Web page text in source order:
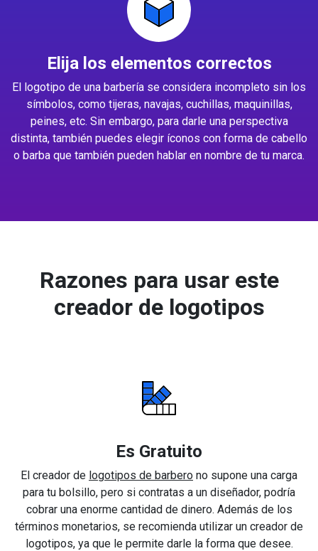
Elija los elementos correctos
El logotipo de una barbería se considera incompleto sin los
símbolos, como tijeras, navajas, cuchillas, maquinillas,
peines, etc. Sin embargo, para darle una perspectiva
distinta, también puedes elegir íconos con forma de cabello
o barba que también pueden hablar en nombre de tu marca.
Razones para usar este
creador de logotipos
Es Gratuito
El creador de logotipos de barbero no supone una carga
para tu bolsillo, pero si contratas a un diseñador, podría
cobrar una enorme cantidad de dinero. Además de los
términos monetarios, se recomienda utilizar un creador de
logotipos, ya que le permite darle la forma que desee.